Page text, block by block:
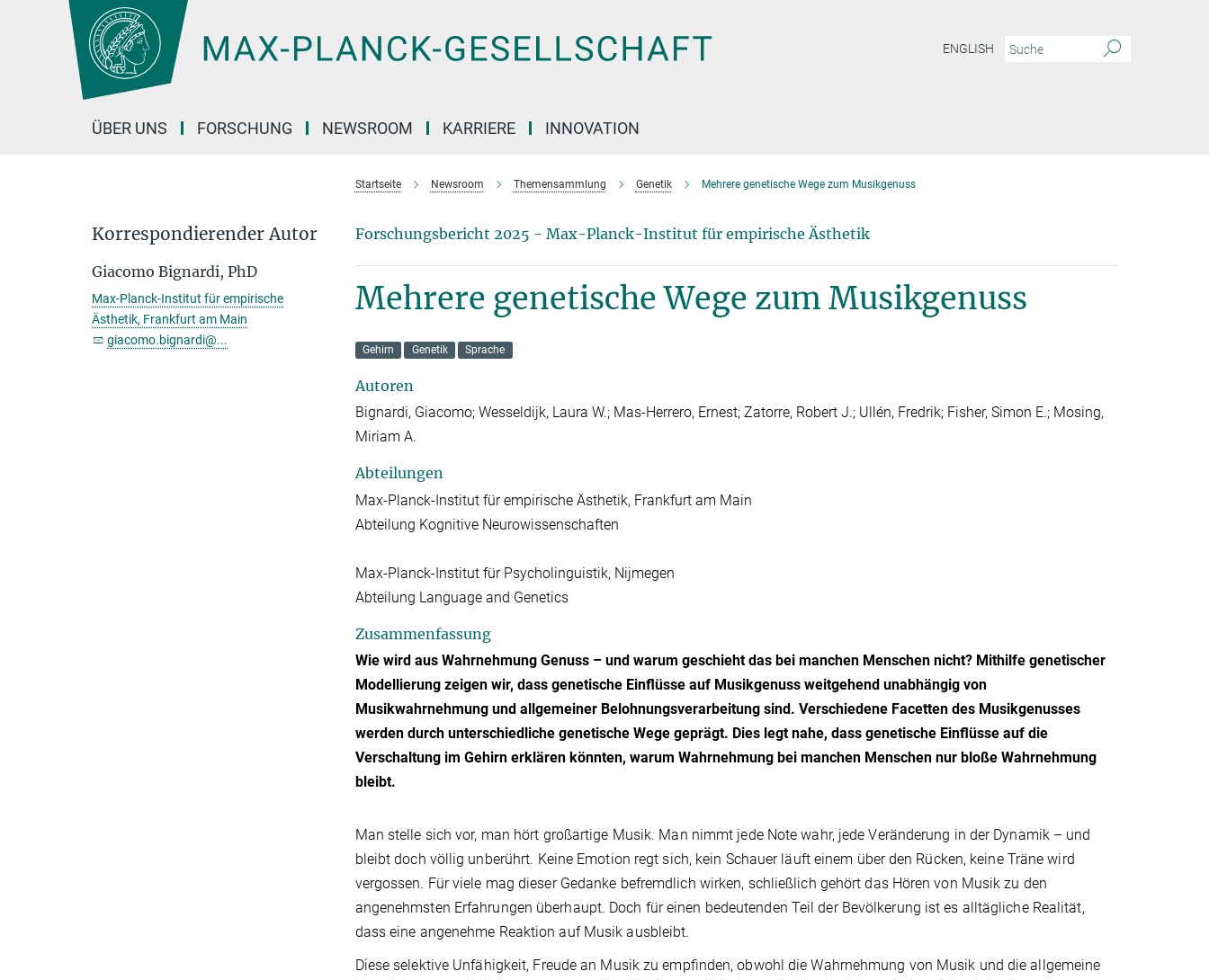
Hauptinhalt
ENGLISH
ÜBER UNS FORSCHUNG NEWSROOM KARRIERE INNOVATION
Startseite Newsroom Themensammlung Genetik Mehrere genetische Wege zum Musikgenuss
Forschungsbericht 2025 - Max-Planck-Institut für empirische Ästhetik
Mehrere genetische Wege zum Musikgenuss
Gehirn Genetik Sprache
Autoren
Bignardi, Giacomo; Wesseldijk, Laura W.; Mas-Herrero, Ernest; Zatorre, Robert J.; Ullén, Fredrik; Fisher, Simon E.; Mosing,
Miriam A.
Abteilungen
Max-Planck-Institut für empirische Ästhetik, Frankfurt am Main
Abteilung Kognitive Neurowissenschaften
Max-Planck-Institut für Psycholinguistik, Nijmegen
Abteilung Language and Genetics
Zusammenfassung
Wie wird aus Wahrnehmung Genuss – und warum geschieht das bei manchen Menschen nicht? Mithilfe genetischer
Modellierung zeigen wir, dass genetische Einﬂüsse auf Musikgenuss weitgehend unabhängig von
Musikwahrnehmung und allgemeiner Belohnungsverarbeitung sind. Verschiedene Facetten des Musikgenusses
werden durch unterschiedliche genetische Wege geprägt. Dies legt nahe, dass genetische Einﬂüsse auf die
Verschaltung im Gehirn erklären könnten, warum Wahrnehmung bei manchen Menschen nur bloße Wahrnehmung
bleibt.
Man stelle sich vor, man hört großartige Musik. Man nimmt jede Note wahr, jede Veränderung in der Dynamik – und
bleibt doch völlig unberührt. Keine Emotion regt sich, kein Schauer läuft einem über den Rücken, keine Träne wird
vergossen. Für viele mag dieser Gedanke befremdlich wirken, schließlich gehört das Hören von Musik zu den
angenehmsten Erfahrungen überhaupt. Doch für einen bedeutenden Teil der Bevölkerung ist es alltägliche Realität,
dass eine angenehme Reaktion auf Musik ausbleibt.
Diese selektive Unfähigkeit, Freude an Musik zu empﬁnden, obwohl die Wahrnehmung von Musik und die allgemeine
Korrespondierender Autor
Giacomo Bignardi, PhD
Max-Planck-Institut für empirische
Ästhetik, Frankfurt am Main
giacomo.bignardi@...